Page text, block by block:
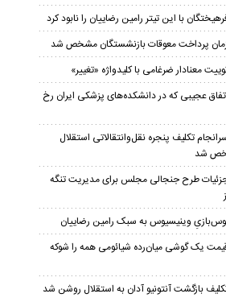
با این تیتر رامین رضاییان را نابود کرد
پرداخت معوقات بازنشستگان مشخص شد
معنادار ضرغامی با کلیدواژه «تغییر»
عجیبی که در دانشکده‌های پزشکی ایران رخ
تکلیف پنجره نقل‌وانتقالاتی استقلال
شد
طرح جنجالی مجلس برای مدیریت تنگه
وینیسیوس به سبک رامین رضاییان
یک گوشی میان‌رده شیائومی همه را شوکه
بازگشت آنتونیو آدان به استقلال روشن شد